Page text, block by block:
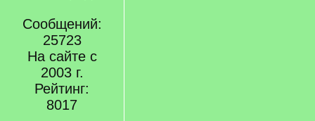
Сообщений:
25723
На сайте с
2003 г.
Рейтинг:
8017